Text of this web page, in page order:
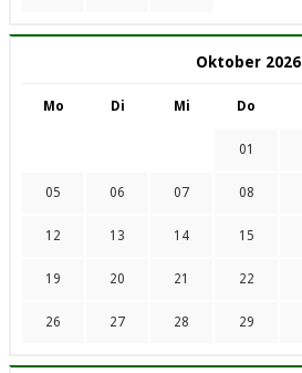
Oktober 2026
Mo Di Mi Do
01
05 06 07 08
12 13 14 15
19 20 21 22
26 27 28 29